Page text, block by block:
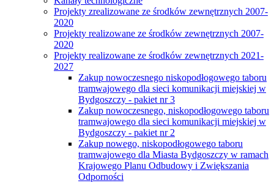
Projekty zrealizowane ze środków zewnętrznych 2007-
2020
Projekty realizowane ze środków zewnętrznych 2007-
2020
Projekty realizowane ze środków zewnętrznych 2021-
2027
Zakup nowoczesnego niskopodłogowego taboru
tramwajowego dla sieci komunikacji miejskiej w
Bydgoszczy - pakiet nr 3
Zakup nowoczesnego, niskopodłogowego taboru
tramwajowego dla sieci komunikacji miejskiej w
Bydgoszczy - pakiet nr 2
Zakup nowego, niskopodłogowego taboru
tramwajowego dla Miasta Bydgoszczy w ramach
Krajowego Planu Odbudowy i Zwiększania
Odporności